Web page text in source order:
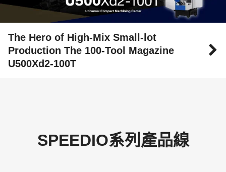
The Hero of High-Mix Small-lot
Production The 100-Tool Magazine
U500Xd2-100T
SPEEDIO系列產品線